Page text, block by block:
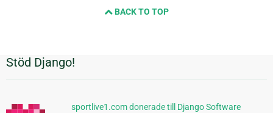
BACK TO TOP
Ytterligare
information
Stöd Django!
sportlive1.com donerade till Django Software